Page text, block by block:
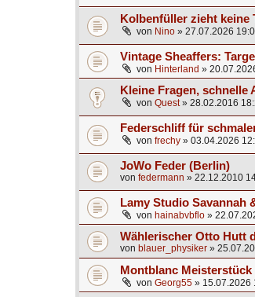
Kolbenfüller zieht keine
von Nino » 27.07.2026
Vintage Sheaffers:
von Hinterland »
Kleine Fragen, schnelle
von Quest» 28.02.2016
Federschliff für
von frechy » 03.04.2026
JoWo Feder (Berlin)
von federmann » 22.12.2010
Lamy Studio Savannah
von hainabvbflo »
Wählerischer Otto Hutt
von blauer_physiker »
Montblanc
von Georg55 » 15.07.2026